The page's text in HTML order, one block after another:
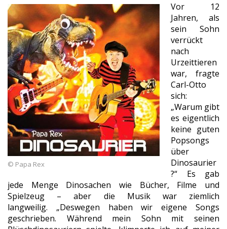
© Papa Rex
Vor 12
Jahren, als
sein Sohn
verrückt
nach
Urzeittieren
war, fragte
Carl-Otto
sich:
„Warum gibt
es eigentlich
keine guten
Popsongs
über
Dinosaurier
?“ Es gab
jede Menge Dinosachen wie Bücher, Filme und
Spielzeug – aber die Musik war ziemlich
langweilig. „Deswegen haben wir eigene Songs
geschrieben. Während mein Sohn mit seinen